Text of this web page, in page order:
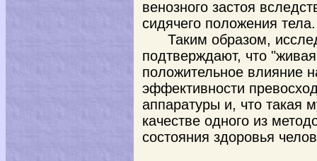
венозного застоя
сидячего положения тела.
Таким образом,
подтверждают, что
положительное влияние
эффективности
аппаратуры и, что такая
качестве одного из
состояния здоровья